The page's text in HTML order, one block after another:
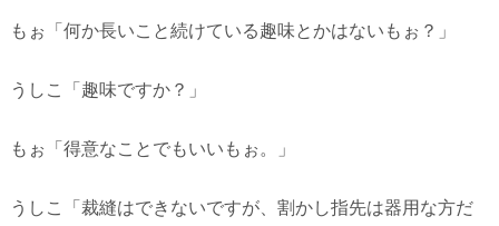
もぉ「何か長いこと続けている趣味とかはないもぉ？」
うしこ「趣味ですか？」
もぉ「得意なことでもいいもぉ。」
うしこ「裁縫はできないですが、割かし指先は器用な方だ